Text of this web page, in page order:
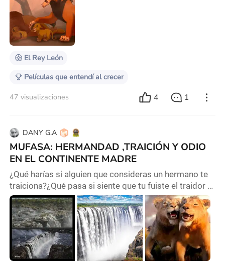
la muerte de un ser querido, la carga de la
responsabilidad, la culpa y el miedo al pasado. La
escena de la muerte de Mufasa, por ejemplo, va más
allá de la tristeza; refleja nuestras propias
El Rey León
Películas que entendí al crecer
47 visualizaciones 4 1
DANY G.A
MUFASA: HERMANDAD ,TRAICIÓN Y ODIO
EN EL CONTINENTE MADRE
¿Qué harías si alguien que consideras un hermano te
traiciona?¿Qué pasa si siente que tu fuiste el traidor ?
Para este punto rondará en nuestra mente la frase
“Esa historia me resulta familiar”…y si que lo es .Para
recordar hay que viajar en el tiempo, a cuando todavía
creíamos en cuentos de hadas . Entonces llegamos a
una historia que marco la infancia de más de uno de
nosotros, y esa fue el clási